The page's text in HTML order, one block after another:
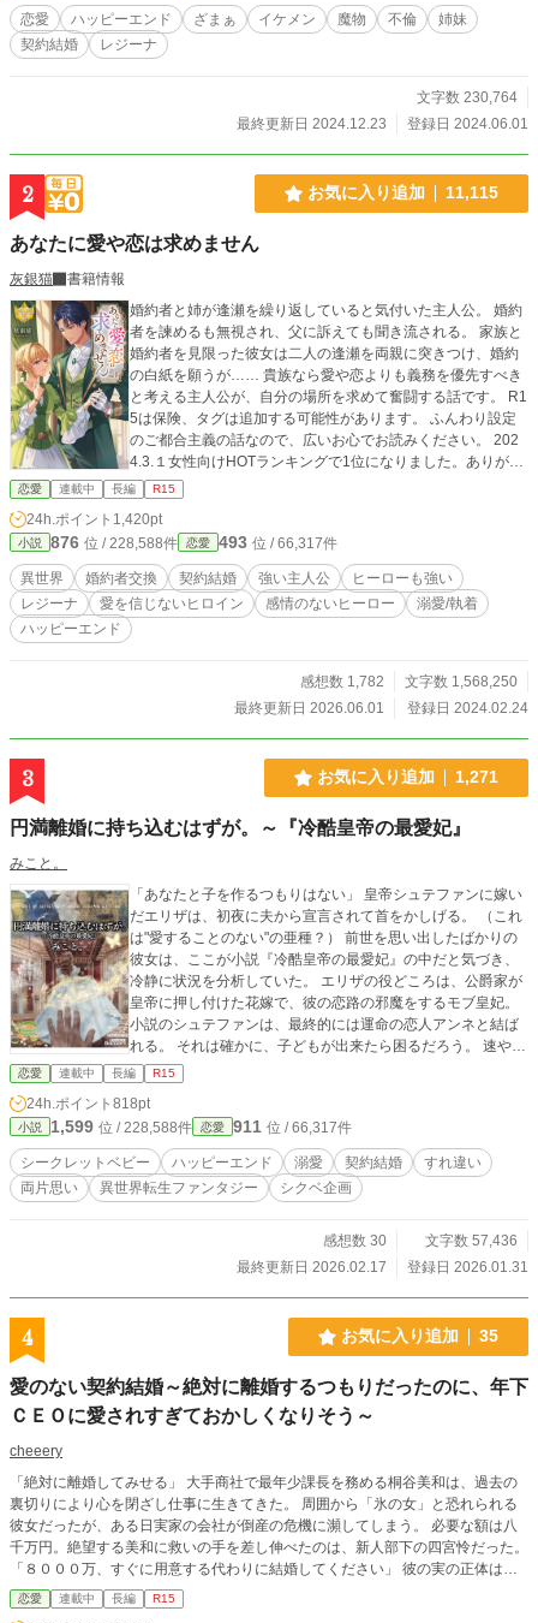
えいてくれれば、それで幸せだったのにーーー。 「《ルエ
ル》お姉様、ごめんなさぁい。私、カイン様との子供を授か
ったんです」 「すまない、ルエル。君の事は愛しているん
も世継ぎが必要なんだ！だから、君と離婚し、僕の子供を宿
してくれた《エレノア》と、再婚する！」 夫と妹から告げら
い。 絶対に許さないわ。 私が味わった苦しみを、悲しみを、
ね？ 私は、絶対に貴方達を許さないから。 「私、貴方と離婚
の話です。設定ゆるゆるです。よろしくお願いします。
恋愛 ハッピーエンド ざまぁ イケメン 魔物 不倫
姉妹
契約結婚
レジーナ
文字数 230,764
最終更新日 2024.12.23
登録日 2024.06.01
2 お気に入り追加 11,115
あなたに愛や恋は求めません
灰銀猫
書籍情報
婚約者と姉が逢瀬を繰り返していると気付いた主人公。 婚約
者を諫めるも無視され、父に訴えても聞き流される。 家族と
婚約者を見限った彼女は二人の逢瀬を両親に突きつけ、婚約
の白紙を願うが…… 貴族なら愛や恋よりも義務を優先すべき
と考える主人公が、自分の場所を求めて奮闘する話です。 R1
5は保険、タグは追加する可能性があります。 ふんわり設定
のご都合主義の話なので、広いお心でお読みください。 202
4.3.１女性向けHOTランキングで1位になりました。ありがと
うございます。 2024年アクセスランキング2位。 2025年ア
クセスランキング18位 2025.12『ピッコマ BEST OF 2025』
のノベル新作TOP30で6位にランクイン。 2026.2『次にくる
ライトノベル2025』で女性読者投票４位、50代以上読者投票
5位。 2026.3.6 本編完結しました。
恋愛 連載中 長編 R15
24h.ポイント 1,420pt
小説 876 位 / 228,588件 恋愛 493 位 / 66,317件
異世界 婚約者交換 契約結婚 強い主人公
ヒーローも強い
レジーナ
愛を信じないヒロイン 感情のないヒーロー
溺愛/執着
ハッピーエンド
感想数 1,782
文字数 1,568,250
最終更新日 2026.06.01
登録日 2024.02.24
3 お気に入り追加 1,271
円満離婚に持ち込むはずが。～『冷酷皇帝の最愛妃』
みこと。
「あなたと子を作るつもりはない」 皇帝シュテファンに嫁い
だエリザは、初夜に夫から宣言されて首をかしげる。 （これ
は"愛することのない"の亜種？） 前世を思い出したばかりの
彼女は、ここが小説『冷酷皇帝の最愛妃』の中だと気づき、
冷静に状況を分析していた。 エリザの役どころは、公爵家が
皇帝に押し付けた花嫁で、彼の恋路の邪魔をするモブ皇妃。
小説のシュテファンは、最終的には運命の恋人アンネと結ば
れる。 それは確かに、子どもが出来たら困るだろう。 速やか
な"円満離婚"を前提にシュテファンと契約を結んだエリザだっ
たが、とあるキッカケで彼の子を身ごもることになってしま
い──？ シュテファンとの契約違反におののき、思わず逃走
したエリザに「やっと見つけた」と追いすがる夫。 どうやら
彼はエリザ一筋だったらしく。あれ？ あなたの恋人アンネ
はどうしたの？ ※小説家になろう様でも掲載しています ※表
紙イラスト：あさぎかな先生にコラージュアートをいただき
ンダム更新となります。ご了承ください
恋愛 連載中 長編 R15
24h.ポイント 818pt
小説 1,599 位 / 228,588件 恋愛 911 位 / 66,317件
シークレットベビー ハッピーエンド 溺愛 契約結婚
すれ違い
両片思い
異世界転生ファンタジー シクベ企画
感想数 30
文字数 57,436
最終更新日 2026.02.17
登録日 2026.01.31
4 お気に入り追加 35
愛のない契約結婚～絶対に離婚するつもりだったのに、年下
ＣＥＯに愛されすぎておかしくなりそう～
cheeery
「絶対に離婚してみせる」 大手商社で最年少課長を務める桐谷美和は、過去の
裏切りにより心を閉ざし仕事に生きてきた。 周囲から「氷の女」と恐れられる
彼女だったが、ある日実家の会社が倒産の危機に瀕してしまう。 必要な額は八
千万円。絶望する美和に救いの手を差し伸べたのは、新人部下の四宮怜だった。
「８０００万、すぐに用意する代わりに結婚してください」 彼の実の正体は財
閥の御曹司であり、うちの新社長！？ 父を救うため、契約結婚をしたのだけれ
ど……。 「借金を返済したら即離婚よ」 望まない男との結婚なんて必要ない。
恋愛 連載中 長編 R15